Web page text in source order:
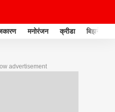
मनोरंजन क्रीडा बिझनेस
advertisement